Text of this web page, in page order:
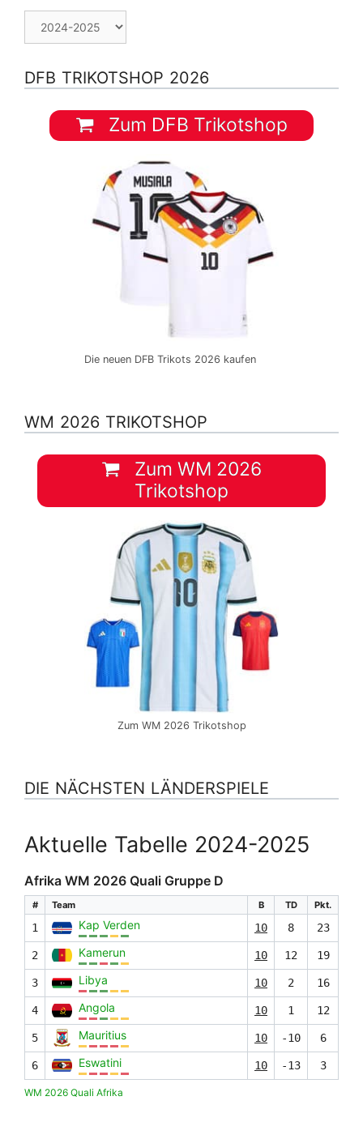
DFB TRIKOTSHOP 2026
Zum DFB Trikotshop
Die neuen DFB Trikots 2026 kaufen
WM 2026 TRIKOTSHOP
Zum WM 2026
Trikotshop
Zum WM 2026 Trikotshop
DIE NÄCHSTEN LÄNDERSPIELE
Aktuelle Tabelle 2024-2025
Afrika WM 2026 Quali Gruppe D
# Team B TD Pkt.
1 Kap Verden 10 8 23
2 Kamerun 10 12 19
3 Libya 10 2 16
4 Angola 10 1 12
5 Mauritius 10 -10 6
6 Eswatini 10 -13 3
WM 2026 Quali Afrika